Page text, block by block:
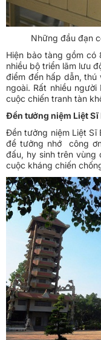
Những đầu đạn
Hiện bảo tàng gồm
nhiều bộ triển lãm lưu
điểm đến hấp dẫn, thú
ngoài. Rất nhiều
cuộc chiến tranh tàn
Đền tưởng niệm Liệt Sĩ
Đền tưởng niệm Liệt Sĩ
để tưởng nhớ công
đấu, hy sinh trên vùng
cuộc kháng chiến